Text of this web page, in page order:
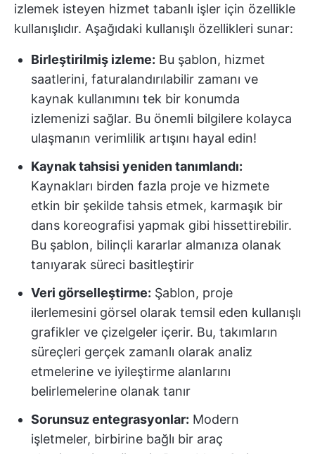
izlemek isteyen hizmet tabanlı işler için özellikle
kullanışlıdır. Aşağıdaki kullanışlı özellikleri sunar:
Birleştirilmiş izleme: Bu şablon, hizmet
saatlerini, faturalandırılabilir zamanı ve
kaynak kullanımını tek bir konumda
izlemenizi sağlar. Bu önemli bilgilere kolayca
ulaşmanın verimlilik artışını hayal edin!
Kaynak tahsisi yeniden tanımlandı:
Kaynakları birden fazla proje ve hizmete
etkin bir şekilde tahsis etmek, karmaşık bir
dans koreografisi yapmak gibi hissettirebilir.
Bu şablon, bilinçli kararlar almanıza olanak
tanıyarak süreci basitleştirir
Veri görselleştirme: Şablon, proje
ilerlemesini görsel olarak temsil eden kullanışlı
grafikler ve çizelgeler içerir. Bu, takımların
süreçleri gerçek zamanlı olarak analiz
etmelerine ve iyileştirme alanlarını
belirlemelerine olanak tanır
Sorunsuz entegrasyonlar: Modern
işletmeler, birbirine bağlı bir araç